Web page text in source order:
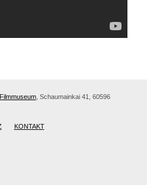
, Schaumainkai 41, 60596
KONTAKT